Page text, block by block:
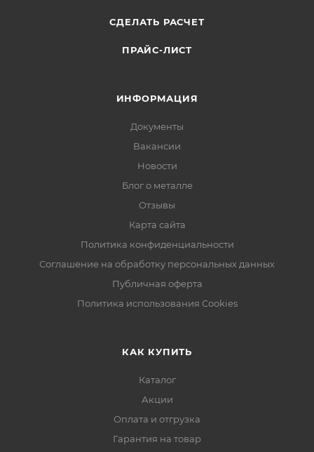
СДЕЛАТЬ РАСЧЕТ
ПРАЙС-ЛИСТ
ИНФОРМАЦИЯ
Документы
Вакансии
Новости
Блог о металле
Отзывы
Карта сайта
Политика конфиденциальности
Соглашение на обработку персональных данных
Публичная оферта
Политика использования Cookies
КАК КУПИТЬ
Каталог
Акции
Оплата и отгрузка
Гарантия на товар